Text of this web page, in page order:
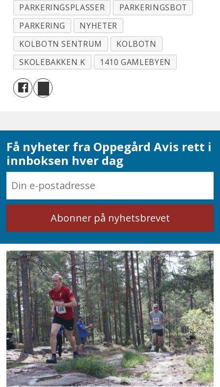
PARKERINGSPLASSER
PARKERINGSBOT
PARKERING
NYHETER
KOLBOTN SENTRUM
KOLBOTN
SKOLEBAKKEN K
1410 GAMLEBYEN
Få nyheter fra Oppegård Avis rett i
innboksen hver dag